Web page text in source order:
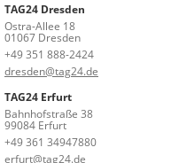
TAG24 Dresden
Ostra-Allee 18
01067 Dresden
+49 351 888-2424
dresden@tag24.de
TAG24 Erfurt
Bahnhofstraße 38
99084 Erfurt
+49 361 34947880
erfurt@tag24.de